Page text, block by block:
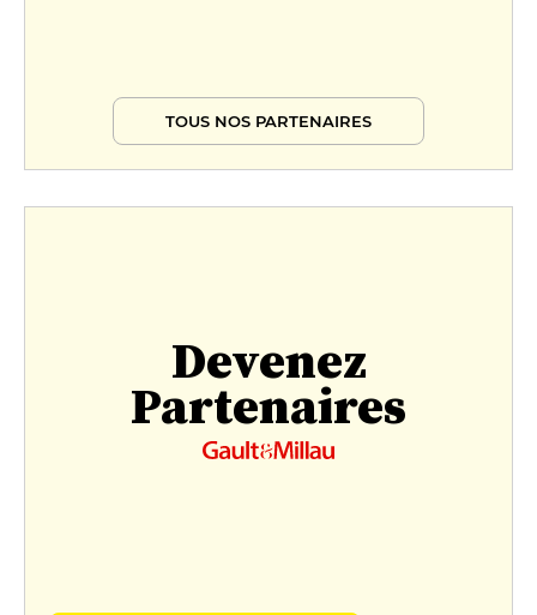
TOUS NOS PARTENAIRES
Devenez
Partenaires